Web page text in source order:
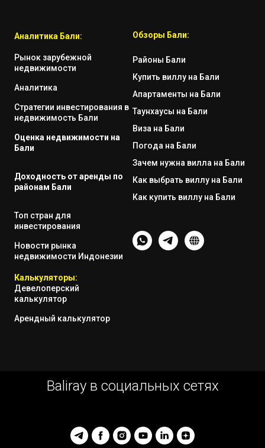
Аналитика Бали:
Рынок зарубежной
недвижимости
Аналитика
Стратегии инвестирования в
недвижимость Бали
Оценка недвижимости на
Бали
Доходность от аренды по
районам Бали
Топ стран для
инвестирования
Новости рынка
недвижимости Индонезии
Калькуляторы:
Девелоперский
калькулятор
Арендный калькулятор
Обзоры Бали:
Районы Бали
Купить виллу на Бали
Апартаменты на Бали
Таунхаусы на Бали
Виза на Бали
Погода на Бали
Зачем нужна вилла на Бали
Как выбрать виллу на Бали
Как купить виллу на Бали
Baliray в социальных сетях